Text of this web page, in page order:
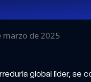
marzo de 2025
global líder, se